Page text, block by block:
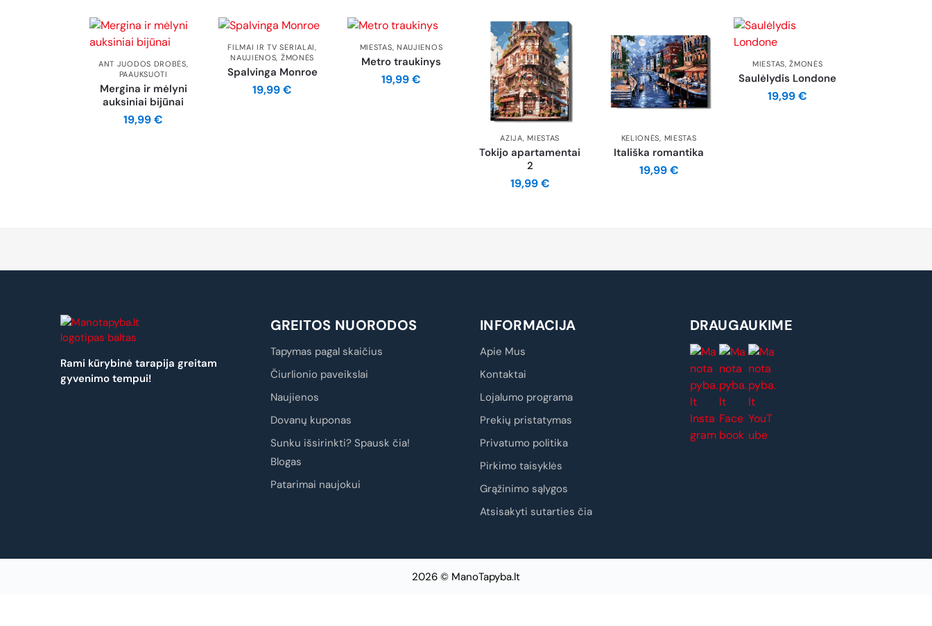
ANT JUODOS DROBĖS
PAAUKSUOTI
Mergina ir mėlyni
auksiniai bijūnai
19,99€
FILMAI IR TV SERIALAI
NAUJIENOS ŽMONĖS
Spalvinga Monroe
19,99€
MIESTAS NAUJIENOS
Metro traukinys
19,99€
AZIJA,MIESTAS
Tokijo apartamentai
2
19,99€
KELIONĖS, MIESTAS
Itališka romantika
19,99€
MIESTAS ,ŽMONĖS
Saulėlydis Londone
19,99€
Rami kūrybinė tarapija greitam
gyvenimo tempui!
GREITOS NUORODOS
Tapymas pagal skaičius
Čiurlionio paveikslai
Naujienos
Dovanų kuponas
Sunku išsirinkti? Spausk čia!
Blogas
Patarimai naujokui
INFORMACIJA
Apie Mus
Kontaktai
Lojalumo programa
Prekių pristatymas
Privatumo politika
Pirkimo taisyklės
Grąžinimo sąlygos
Atsisakyti sutarties čia
DRAUGAUKIME
2026 © ManoTapyba.lt